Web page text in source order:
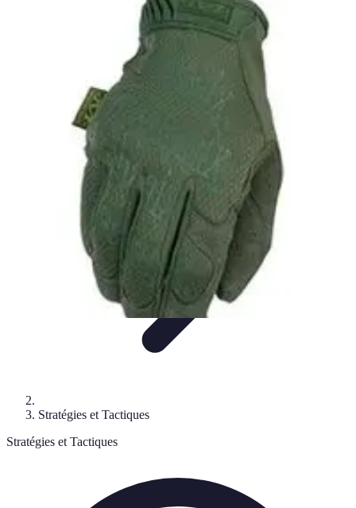
Résultats et analyses
Transferts et
Analyse et Performances
Handball Actu
Stratégies et Tactiques
Stratégies et Tactiques